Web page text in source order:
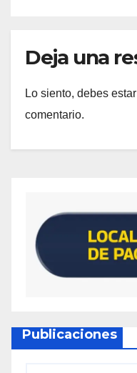
Deja una
Lo siento, debes estar
comentario.
Publicaciones